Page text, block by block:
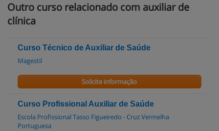
Outro curso relacionado com auxiliar de
clínica
Curso Técnico de Auxiliar de Saúde
Magestil
Solicite informação
Curso Profissional Auxiliar de Saúde
Escola Profissional Tasso Figueiredo - Cruz Vermelha
Portuguesa